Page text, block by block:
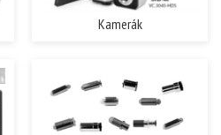
Kamerák